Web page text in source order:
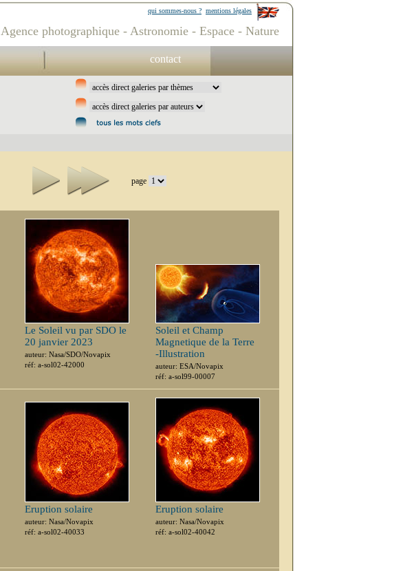
mentions légales
qui sommes-nous ?
Agence photographique - Astronomie - Espace - Nature
contact
page
Le Soleil vu par SDO le
20 janvier 2023
auteur: Nasa/SDO/Novapix
réf: a-sol02-42000
Soleil et Champ
Magnetique de la Terre
-Illustration
auteur: ESA/Novapix
réf: a-sol99-00007
Eruption solaire
auteur: Nasa/Novapix
réf: a-sol02-40033
Eruption solaire
auteur: Nasa/Novapix
réf: a-sol02-40042